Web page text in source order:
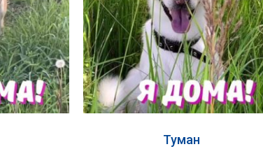
Туман